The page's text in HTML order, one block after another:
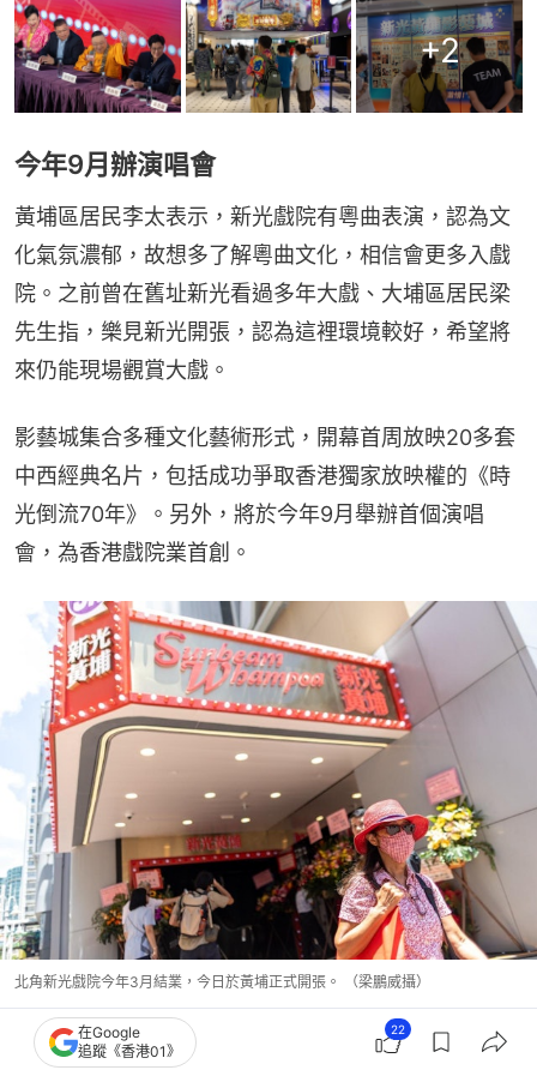
+2
今年9月辦演唱會
黃埔區居民李太表示，新光戲院有粵曲表演，認為文
化氣氛濃郁，故想多了解粵曲文化，相信會更多入戲
院。之前曾在舊址新光看過多年大戲、大埔區居民梁
先生指，樂見新光開張，認為這裡環境較好，希望將
來仍能現場觀賞大戲。
影藝城集合多種文化藝術形式，開幕首周放映20多套
中西經典名片，包括成功爭取香港獨家放映權的《時
光倒流70年》。另外，將於今年9月舉辦首個演唱
會，為香港戲院業首創。
北角新光戲院今年3月結業，今日於黃埔正式開張。 （梁鵬威攝）
在Google
追蹤《香港01》
22